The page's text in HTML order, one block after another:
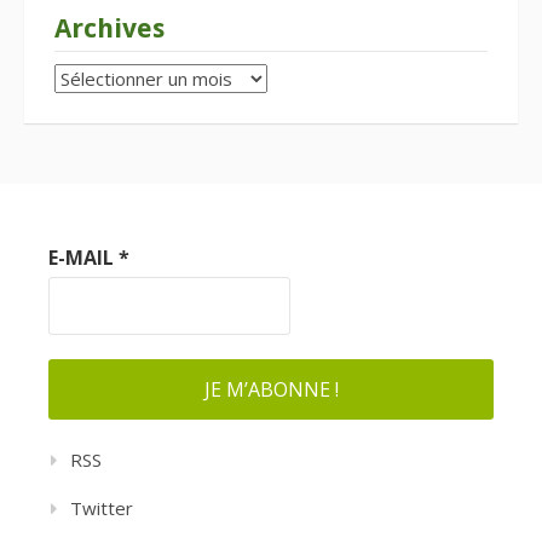
Archives
Archives
E-MAIL *
RSS
Twitter